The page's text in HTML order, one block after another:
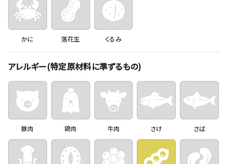
かに 落花生 くるみ
アレルギー(特定原材料に準ずるもの)
豚肉 鶏肉 牛肉 さけ さば